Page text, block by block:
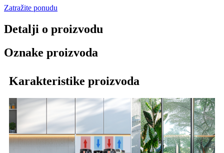
Zatražite ponudu
Detalji o proizvodu
Oznake proizvoda
Karakteristike proizvoda